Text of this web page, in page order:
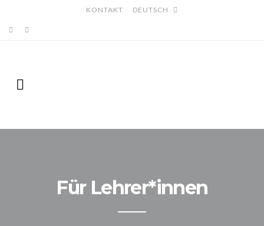
KONTAKT DEUTSCH
Für Lehrer*innen